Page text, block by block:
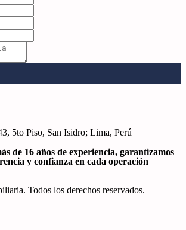
5to Piso, San Isidro; Lima, Perú
de 16 años de experiencia, garantizamos
y confianza en cada operación
Todos los derechos reservados.